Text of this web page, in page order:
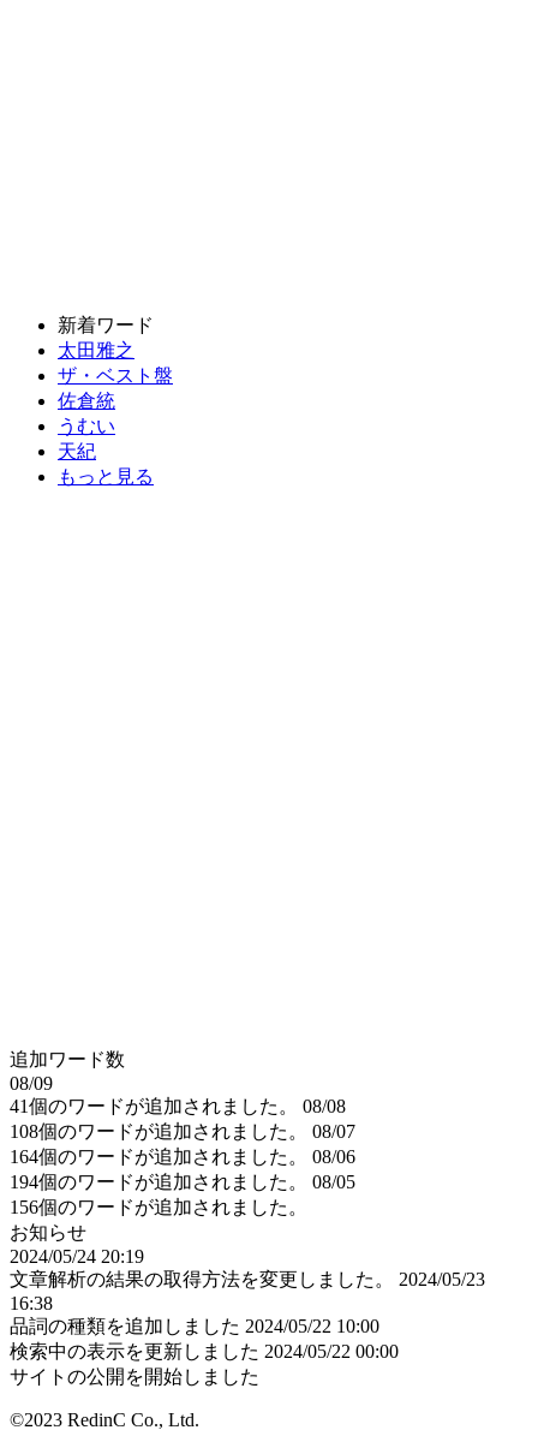
新着ワード
太田雅之
ザ・ベスト盤
佐倉統
うむい
天紀
もっと見る
追加ワード数
08/09
41個のワードが追加されました。
08/08
108個のワードが追加されました。
08/07
164個のワードが追加されました。
08/06
194個のワードが追加されました。
08/05
156個のワードが追加されました。
お知らせ
2024/05/24 20:19
文章解析の結果の取得方法を変更しました。
2024/05/23
16:38
品詞の種類を追加しました 2024/05/22 10:00
検索中の表示を更新しました 2024/05/22 00:00
サイトの公開を開始しました
©2023 RedinC Co., Ltd.